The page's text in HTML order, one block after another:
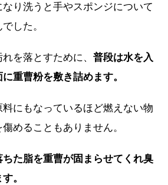
り洗うと手やスポンジについて
した。
を落とすために、 普段は水を入
重曹粉を敷き詰めます。
にもなっているほど燃えない物
めることもありません。
た脂を重曹が固まらせてくれ臭
。